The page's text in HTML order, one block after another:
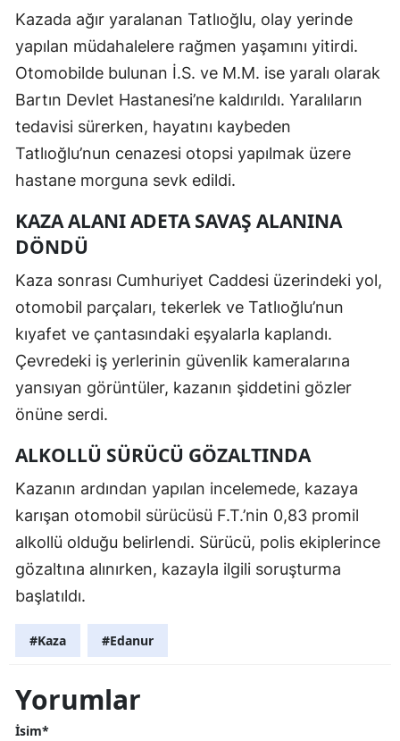
Kazada ağır yaralanan Tatlıoğlu, olay yerinde
yapılan müdahalelere rağmen yaşamını yitirdi.
Otomobilde bulunan İ.S. ve M.M. ise yaralı olarak
Bartın Devlet Hastanesi’ne kaldırıldı. Yaralıların
tedavisi sürerken, hayatını kaybeden
Tatlıoğlu’nun cenazesi otopsi yapılmak üzere
hastane morguna sevk edildi.
KAZA ALANI ADETA SAVAŞ ALANINA
DÖNDÜ
Kaza sonrası Cumhuriyet Caddesi üzerindeki yol,
otomobil parçaları, tekerlek ve Tatlıoğlu’nun
kıyafet ve çantasındaki eşyalarla kaplandı.
Çevredeki iş yerlerinin güvenlik kameralarına
yansıyan görüntüler, kazanın şiddetini gözler
önüne serdi.
ALKOLLÜ SÜRÜCÜ GÖZALTINDA
Kazanın ardından yapılan incelemede, kazaya
karışan otomobil sürücüsü F.T.’nin 0,83 promil
alkollü olduğu belirlendi. Sürücü, polis ekiplerince
gözaltına alınırken, kazayla ilgili soruşturma
başlatıldı.
#Kaza #Edanur
Yorumlar
İsim*